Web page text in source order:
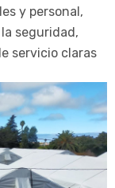
y personal,
seguridad,
servicio claras